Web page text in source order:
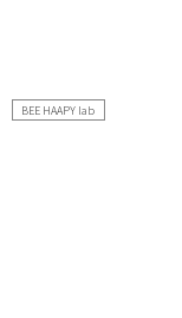
BEE HAAPY lab